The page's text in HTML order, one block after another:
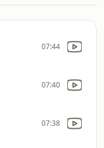
07:44
07:40
07:38